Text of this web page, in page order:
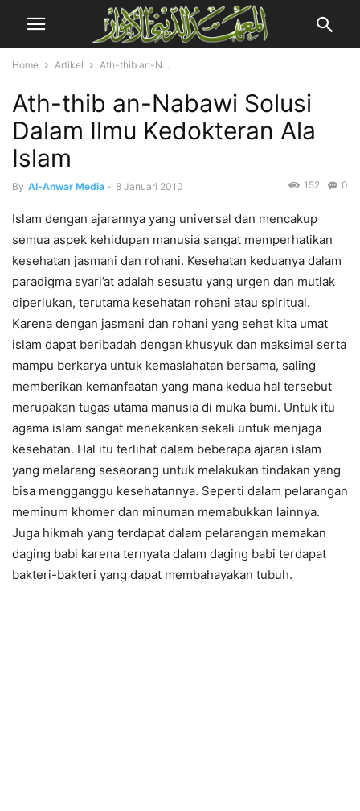
Home Artikel Ath-thib an-N...
Ath-thib an-Nabawi Solusi
Dalam Ilmu Kedokteran Ala
Islam
By Al-Anwar Media - 8 Januari 2010 0
152
Islam dengan ajarannya yang universal dan mencakup
semua aspek kehidupan manusia sangat memperhatikan
kesehatan jasmani dan rohani. Kesehatan keduanya dalam
paradigma syari’at adalah sesuatu yang urgen dan mutlak
diperlukan, terutama kesehatan rohani atau spiritual.
Karena dengan jasmani dan rohani yang sehat kita umat
islam dapat beribadah dengan khusyuk dan maksimal serta
mampu berkarya untuk kemaslahatan bersama, saling
memberikan kemanfaatan yang mana kedua hal tersebut
merupakan tugas utama manusia di muka bumi. Untuk itu
agama islam sangat menekankan sekali untuk menjaga
kesehatan. Hal itu terlihat dalam beberapa ajaran islam
yang melarang seseorang untuk melakukan tindakan yang
bisa mengganggu kesehatannya. Seperti dalam pelarangan
meminum khomer dan minuman memabukkan lainnya.
Juga hikmah yang terdapat dalam pelarangan memakan
daging babi karena ternyata dalam daging babi terdapat
bakteri-bakteri yang dapat membahayakan tubuh.